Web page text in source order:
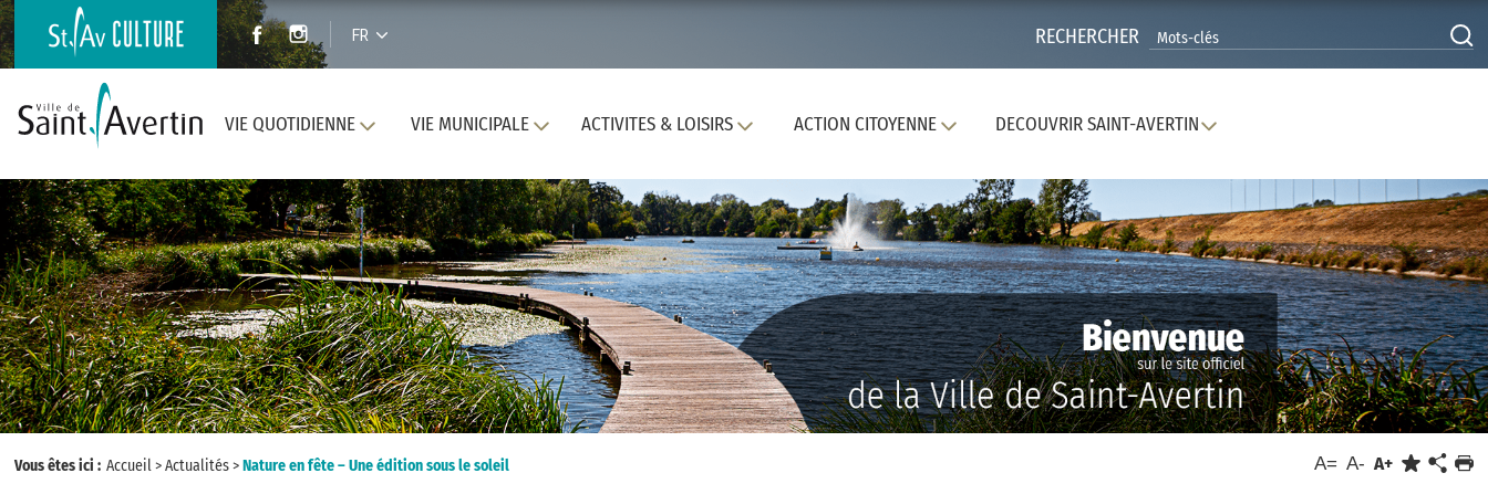
FR RECHERCHER
VIE QUOTIDIENNE VIE MUNICIPALE ACTIVITES & LOISIRS ACTION CITOYENNE DECOUVRIR SAINT-AVERTIN
Vous êtes ici : Accueil>Actualités>Nature en fête – Une édition sous le soleil A= A- A+